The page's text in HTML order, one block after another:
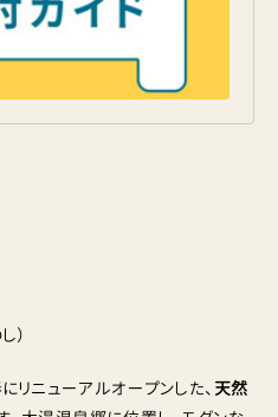
）
リニューアルオープンした、 天然